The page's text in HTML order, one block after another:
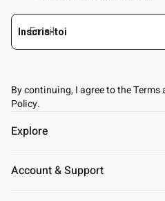
Explore
Account & Support
By continuing, I agree to the
Policy.